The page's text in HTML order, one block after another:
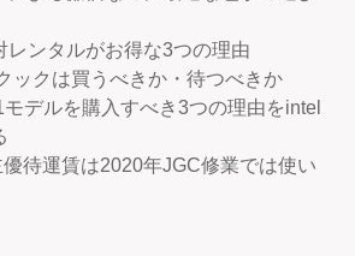
レンタルがお得な3つの理由
ックは買うべきか・待つべきか
デルを購入すべき3つの理由をintel
待運賃は2020年JGC修業では使い